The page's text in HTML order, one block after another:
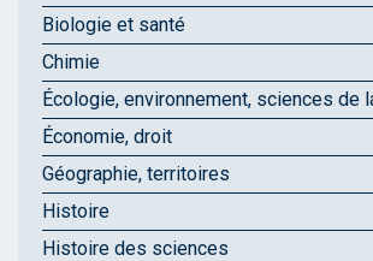
Biologie et santé
Chimie
Écologie, environnement, sciences de
Économie, droit
Géographie, territoires
Histoire
Histoire des sciences